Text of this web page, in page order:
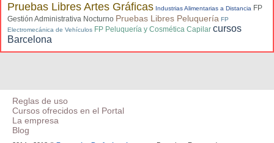
Pruebas Libres Artes Gráficas Industrias Alimentarias a Distancia FP
Gestión Administrativa Nocturno Pruebas Libres Peluquería FP
Electromecánica de Vehículos FP Peluquería y Cosmética Capilar cursos
Barcelona
Reglas de uso
Cursos ofrecidos en el Portal
La empresa
Blog